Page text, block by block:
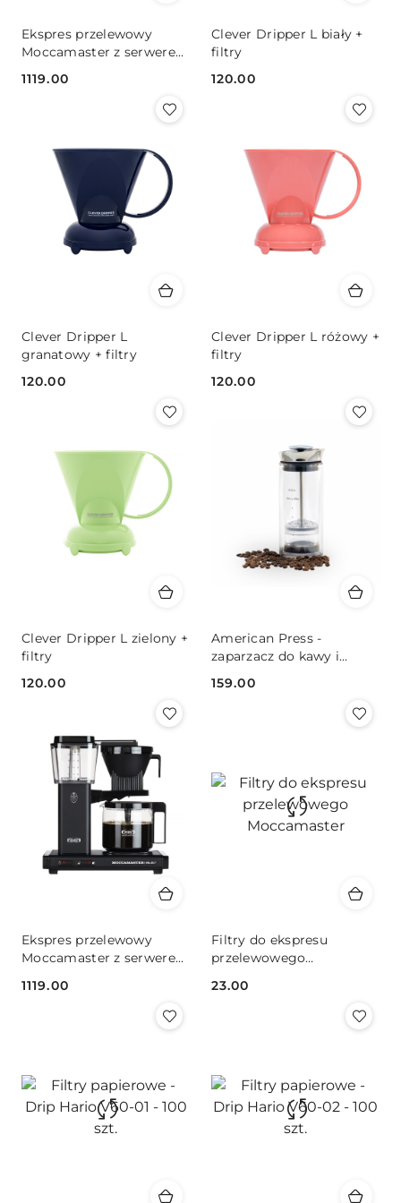
Ekspres przelewowy
Moccamaster z serwerem
Cena:
1119.00
Clever Dripper L biały +
filtry
Cena:
120.00
Clever Dripper L
granatowy + filtry
Cena:
120.00
Clever Dripper L różowy +
filtry
Cena:
120.00
Clever Dripper L zielony +
filtry
Cena:
120.00
American Press -
zaparzacz do kawy i
Cena:
159.00
Ekspres przelewowy
Moccamaster z serwerem
Cena:
1119.00
Filtry do ekspresu
przelewowego
Cena:
23.00